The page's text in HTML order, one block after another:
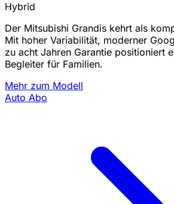
Hybrid
Der Mitsubishi Grandis kehrt als
Mit hoher Variabilität, moderner
zu acht Jahren Garantie positioniert
Begleiter für Familien.
Mehr zum Modell
Auto Abo